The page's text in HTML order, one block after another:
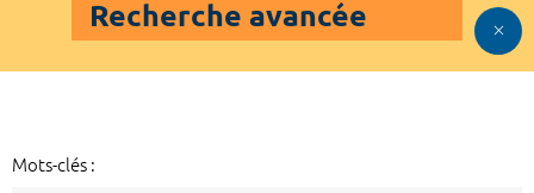
Recherche avancée
Mots-clés :